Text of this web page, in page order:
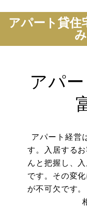
アパート貸住
アパ
アパート経営
す。入居する
んと把握し、
です。その変
が不可欠です